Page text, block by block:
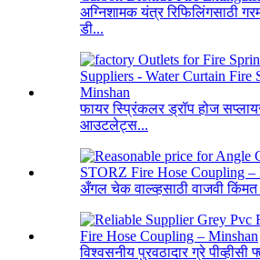
अग्निशामक यंत्र रिफिलिंगसाठी
डी...
फायर स्प्रिंकलर ड्रॉप होज
आउटलेट्स...
अँगल चेक वाल्व्हसाठी वाजवी
विश्वसनीय पुरवठादार ग्रे